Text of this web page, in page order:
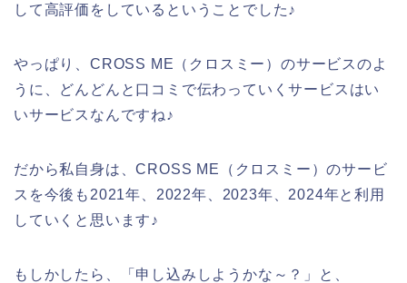
して高評価をしているということでした♪
やっぱり、CROSS ME（クロスミー）のサービスのよ
うに、どんどんと口コミで伝わっていくサービスはい
いサービスなんですね♪
だから私自身は、CROSS ME（クロスミー）のサービ
スを今後も2021年、2022年、2023年、2024年と利用
していくと思います♪
もしかしたら、「申し込みしようかな～？」と、